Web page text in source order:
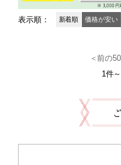
表示順： 新着順 価格が安い
＜前の
1件